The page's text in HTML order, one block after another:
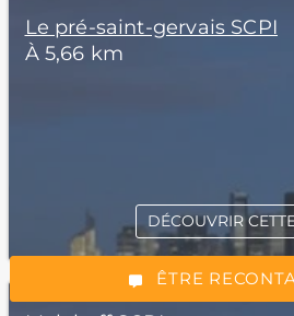
ÊTRE
Le pré-saint-gervais SCPI
À 5,66 km
DÉCOUVRIR